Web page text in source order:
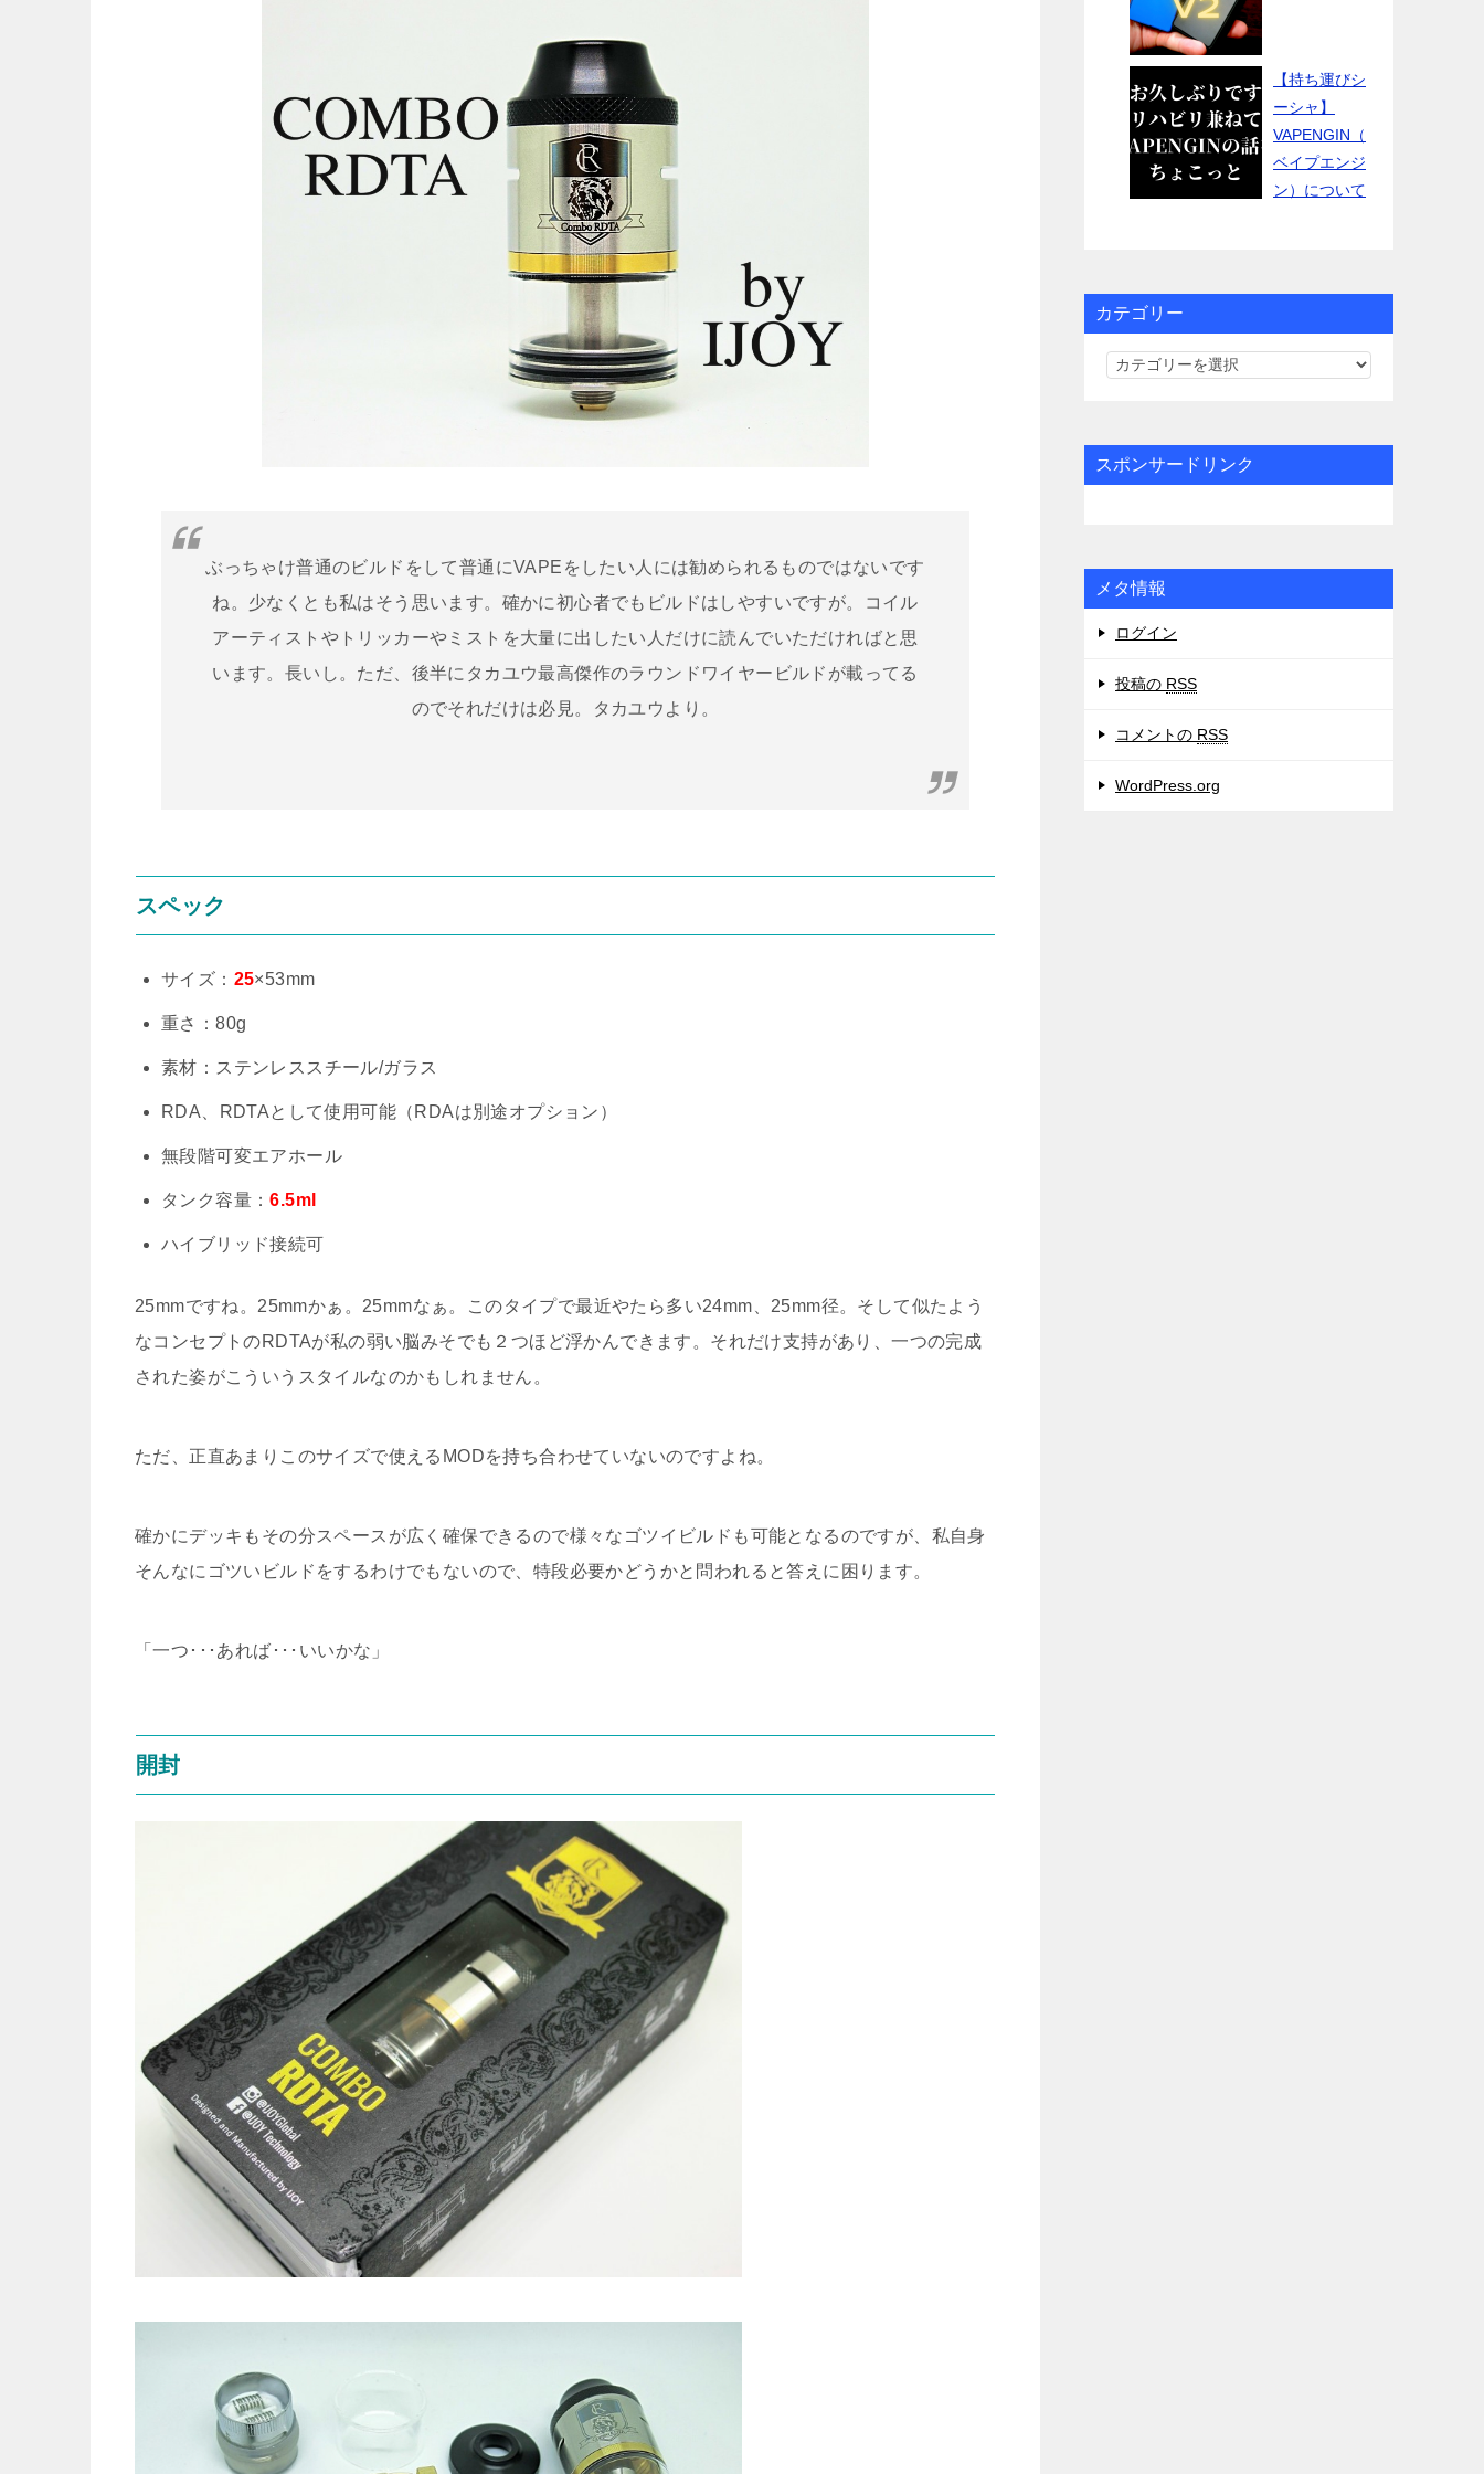
ぶっちゃけ普通のビルドをして普通にVAPEをしたい人には勧められるものではないです
ね。少なくとも私はそう思います。確かに初心者でもビルドはしやすいですが。コイル
アーティストやトリッカーやミストを大量に出したい人だけに読んでいただければと思
います。長いし。ただ、後半にタカユウ最高傑作のラウンドワイヤービルドが載ってる
のでそれだけは必見。タカユウより。
スペック
サイズ： 25×53mm
重さ：80g
素材：ステンレススチール/ガラス
RDA、RDTAとして使用可能（RDAは別途オプション）
無段階可変エアホール
タンク容量：6.5ml
ハイブリッド接続可
25mmですね。25mmかぁ。25mmなぁ。このタイプで最近やたら多い24mm、25mm径。そして似たよう
なコンセプトのRDTAが私の弱い脳みそでも２つほど浮かんできます。それだけ支持があり、一つの完成
された姿がこういうスタイルなのかもしれません。
ただ、正直あまりこのサイズで使えるMODを持ち合わせていないのですよね。
確かにデッキもその分スペースが広く確保できるので様々なゴツイビルドも可能となるのですが、私自身
そんなにゴツいビルドをするわけでもないので、特段必要かどうかと問われると答えに困ります。
「一つ･･･あれば･･･いいかな」
開封
【持ち運びシ
ーシャ】
VAPENGIN（
ベイプエンジ
ン）について
カテゴリー
カ
リ
ー
スポンサードリンク
メタ情報
ログイン
投稿の RSS
コメントの RSS
WordPress.org